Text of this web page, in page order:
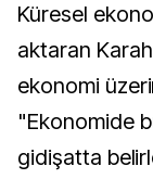
Küresel
aktaran
ekonomi
"Ekonomide
gidişatta